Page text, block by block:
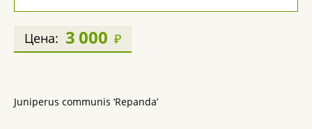
Цена: 3 000 ₽
Juniperus communis ‘Repanda’